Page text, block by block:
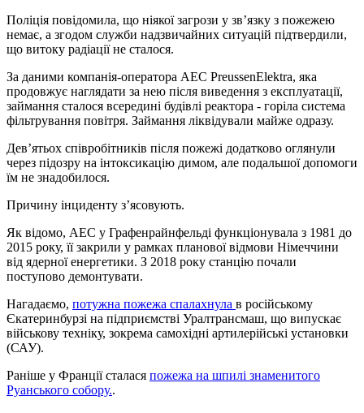
Поліція повідомила, що ніякої загрози у зв’язку з пожежею
немає, а згодом служби надзвичайних ситуацій підтвердили,
що витоку радіації не сталося.
За даними компанія-оператора АЕС PreussenElektra, яка
продовжує наглядати за нею після виведення з експлуатації,
займання сталося всередині будівлі реактора - горіла система
фільтрування повітря. Займання ліквідували майже одразу.
Дев’ятьох співробітників після пожежі додатково оглянули
через підозру на інтоксикацію димом, але подальшої допомоги
їм не знадобилося.
Причину інциденту з’ясовують.
Як відомо, АЕС у Графенрайнфельді функціонувала з 1981 до
2015 року, її закрили у рамках планової відмови Німеччини
від ядерної енергетики. З 2018 року станцію почали
поступово демонтувати.
Нагадаємо, потужна пожежа спалахнула в російському
Єкатеринбурзі на підприємстві Уралтрансмаш, що випускає
військову техніку, зокрема самохідні артилерійські установки
(САУ).
Раніше у Франції сталася пожежа на шпилі знаменитого
Руанського собору..